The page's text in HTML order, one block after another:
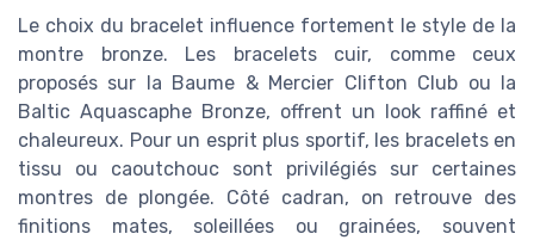
Le choix du bracelet influence fortement le style de la
montre bronze. Les bracelets cuir, comme ceux
proposés sur la Baume & Mercier Clifton Club ou la
Baltic Aquascaphe Bronze, offrent un look raffiné et
chaleureux. Pour un esprit plus sportif, les bracelets en
tissu ou caoutchouc sont privilégiés sur certaines
montres de plongée. Côté cadran, on retrouve des
finitions mates, soleillées ou grainées, souvent